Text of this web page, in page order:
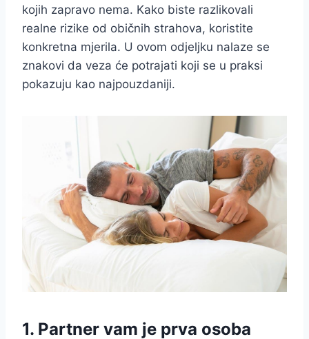
kojih zapravo nema. Kako biste razlikovali
realne rizike od običnih strahova, koristite
konkretna mjerila. U ovom odjeljku nalaze se
znakovi da veza će potrajati koji se u praksi
pokazuju kao najpouzdaniji.
1. Partner vam je prva osoba